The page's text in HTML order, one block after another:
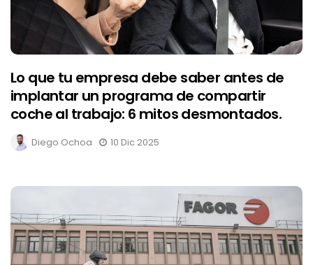
Lo que tu empresa debe saber antes de
implantar un programa de compartir
coche al trabajo: 6 mitos desmontados.
Diego Ochoa 10 Dic 2025